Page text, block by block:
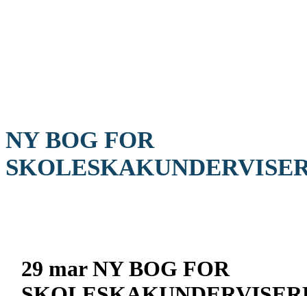
NY BOG FOR
29 marNY BOG FOR